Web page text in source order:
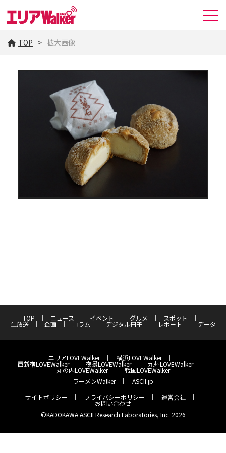
TOP 拡大画像
TOP ニュース イベント グルメ スポット
生放送 企画 コラム デジタル冊子 レポート データ
エリアLOVEWalker 横浜LOVEWalker
西新宿LOVEWalker 夜景LOVEWalker 九州LOVEWalker
丸の内LOVEWalker
戦国LOVEWalker
ラーメンWalker
ASCII.jp
サイトポリシー
プライバシーポリシー 運営会社
お問い合わせ
©KADOKAWA ASCII Research Laboratories, Inc. 2026